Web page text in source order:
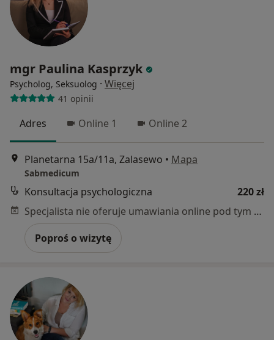
mgr Paulina Kasprzyk
Psycholog, Seksuolog · Więcej
41 opinii
Adres Online 1 Online 2
Planetarna 15a/11a, Zalasewo • Mapa
Sabmedicum
Konsultacja psychologiczna
220 zł
Specjalista nie oferuje umawiania online pod tym adresem.
Poproś o wizytę